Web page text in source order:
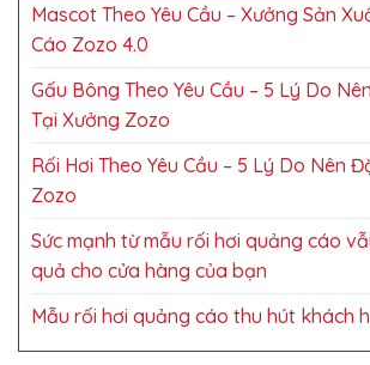
Mascot Theo Yêu Cầu – Xưởng Sản
Cáo Zozo 4.0
Gấu Bông Theo Yêu Cầu – 5 Lý Do
Tại Xưởng Zozo
Rối Hơi Theo Yêu Cầu – 5 Lý Do Nên
Zozo
Sức mạnh từ mẫu rối hơi quảng cáo
quả cho cửa hàng của bạn
Mẫu rối hơi quảng cáo thu hút khách